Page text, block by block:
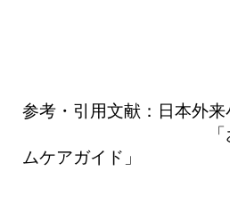
参考・引用文献：日本外
「お母さんに
ムケアガイド」